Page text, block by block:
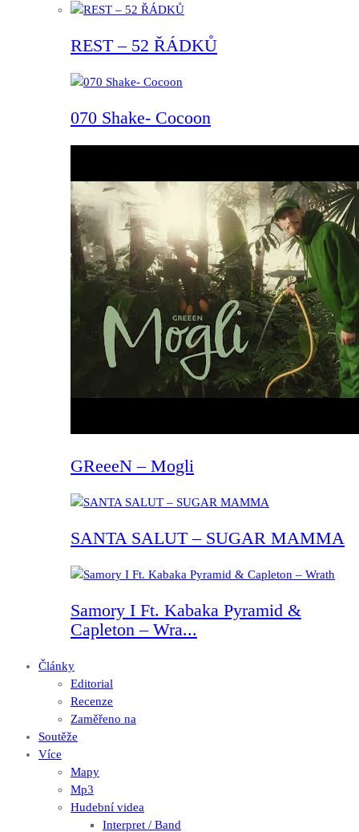
REST – 52 ŘÁDKŮ
070 Shake- Cocoon
GReeeN – Mogli
SANTA SALUT – SUGAR MAMMA
Samory I Ft. Kabaka Pyramid &
Capleton – Wra...
Články
Editorial
Recenze
Zaměřeno na
Soutěže
Více
Mapy
Mp3
Hudební videa
Interpret / Band